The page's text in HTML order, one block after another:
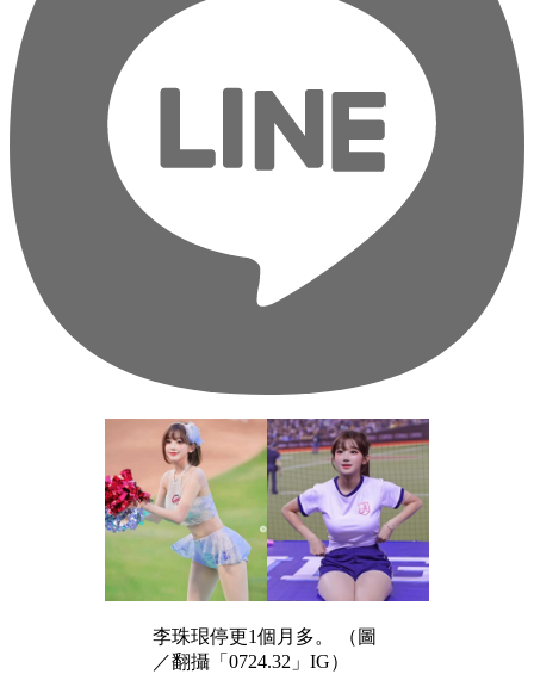
李珠珢停更1個月多。 （圖
／翻攝「0724.32」IG）